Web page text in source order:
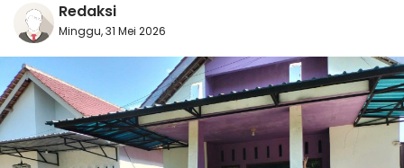
Redaksi
Minggu, 31 Mei 2026